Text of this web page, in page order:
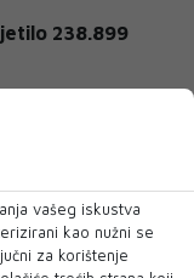
238.899
vašeg iskustva
kao nužni se
za korištenje